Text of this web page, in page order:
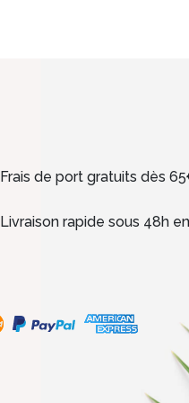
Frais de port gratuits dès
Livraison rapide sous 48h